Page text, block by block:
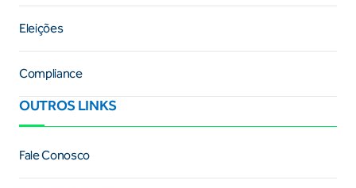
Eleições
Compliance
OUTROS LINKS
Fale Conosco